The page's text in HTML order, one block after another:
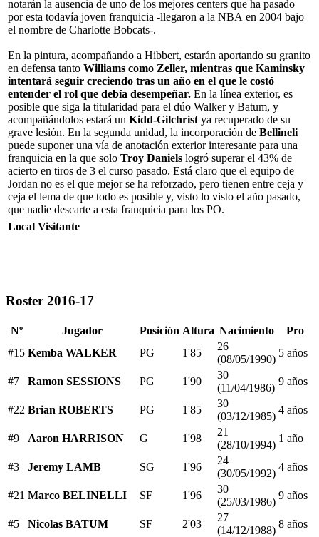
notarán la ausencia de uno de los mejores centers que ha pasado
por esta todavía joven franquicia -llegaron a la NBA en 2004 bajo
el nombre de Charlotte Bobcats-.
En la pintura, acompañando a Hibbert, estarán aportando su granito
en defensa tanto Williams como Zeller, mientras que Kaminsky
intentará seguir creciendo tras un año en el que le costó
entender el rol que debía desempeñar. En la línea exterior, es
posible que siga la titularidad para el dúo Walker y Batum, y
acompañándolos estará un Kidd-Gilchrist ya recuperado de su
grave lesión. En la segunda unidad, la incorporación de Bellineli
puede suponer una vía de anotación exterior interesante para una
franquicia en la que solo Troy Daniels logró superar el 43% de
acierto en tiros de 3 el curso pasado. Está claro que el equipo de
Jordan no es el que mejor se ha reforzado, pero tienen entre ceja y
ceja el lema de que todo es posible y, visto lo visto el año pasado,
que nadie descarte a esta franquicia para los PO.
Local Visitante
Roster 2016-17
Nº Jugador Posición Altura Nacimiento
Pro
#15 Kemba WALKER PG 1'85
26
(08/05/1990)
5 años
#7 Ramon SESSIONS PG 1'90
30
(11/04/1986)
9 años
#22 Brian ROBERTS PG 1'85
30
(03/12/1985)
4 años
#9 Aaron HARRISON G 1'98
21
(28/10/1994)
1 año
#3 Jeremy LAMB SG 1'96
24
(30/05/1992)
4 años
#21 Marco BELINELLI SF 1'96
30
(25/03/1986)
9 años
#5 Nicolas BATUM SF 2'03
27
(14/12/1988)
8 años